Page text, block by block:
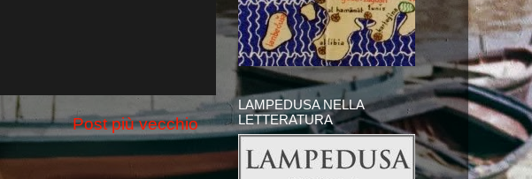
Post più vecchio
LAMPEDUSA NELLA
LETTERATURA